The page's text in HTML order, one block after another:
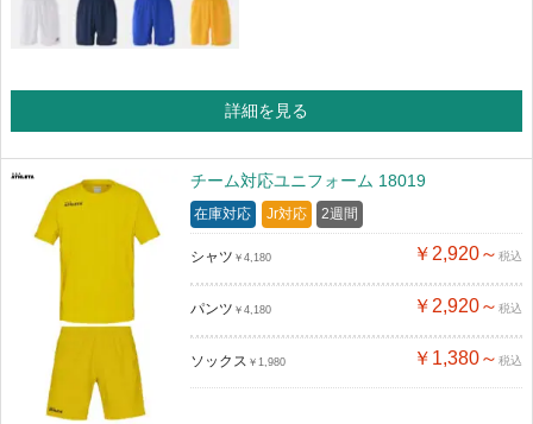
詳細を見る
チーム対応ユニフォーム 18019
在庫対応 Jr対応 2週間
シャツ ￥4,180 ￥2,920～ 税込
パンツ ￥4,180 ￥2,920～ 税込
ソックス ￥1,980 ￥1,380～ 税込